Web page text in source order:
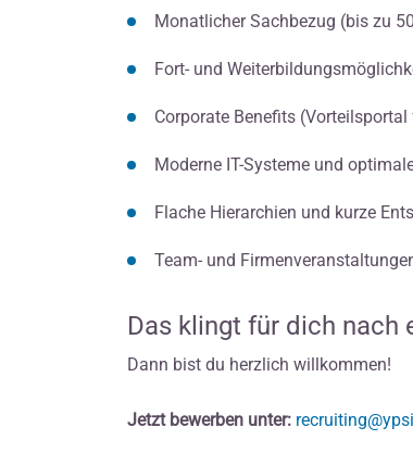
Monatlicher Sachbezug (bis zu
Fort- und
Corporate Benefits
Moderne IT-Systeme und
Flache Hierarchien und kurze
Team- und
Das klingt für dich nach
Dann bist du herzlich willkommen!
Jetzt bewerben unter: